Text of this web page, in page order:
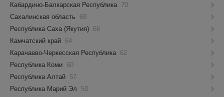
Кабардино-Балкарская Республика 70
Сахалинская область
68
Республика Саха (Якутия) 66
Камчатский край 64
Карачаево-Черкесская Республика 62
Республика Коми 60
Республика Алтай 57
Республика Марий Эл
50